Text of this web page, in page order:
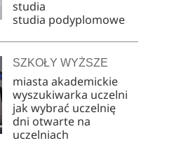
studia
studia podyplomowe
SZKOŁY WYŻSZE
miasta akademickie
wyszukiwarka uczelni
jak wybrać uczelnię
dni otwarte na
uczelniach